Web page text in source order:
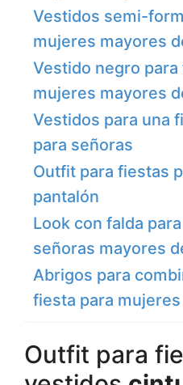
Vestidos semi-
mujeres mayores
Vestido negro
mujeres mayores
Vestidos para una
para señoras
Outfit para fiestas
pantalón
Look con falda
señoras mayores
Abrigos para
fiesta para
Outfit para